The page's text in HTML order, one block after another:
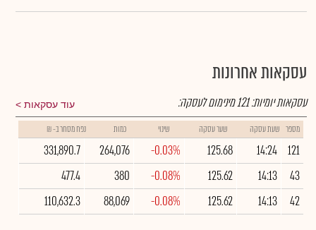
עסקאות אחרונות
עוד עסקאות עסקאות יומיות:121מינימום לעסקה:
מספר שעת עסקה שער עסקה שינוי כמות נפח מסחר ב- ₪
121
14:24
125.68
-0.03%
264,076
331,890.7
43
14:13
125.62
-0.08%
380
477.4
42
14:13
125.62
-0.08%
88,069
110,632.3